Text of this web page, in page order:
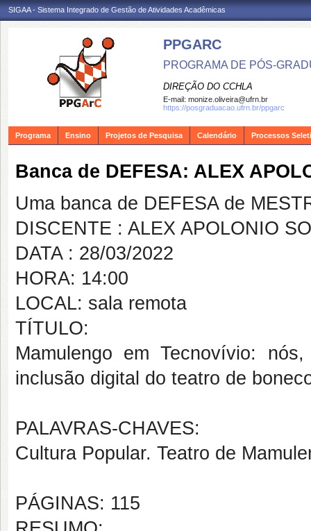
SIGAA - Sistema Integrado de Gestão de Atividades Acadêmicas
PPGARC
PROGRAMA DE PÓS-
DIREÇÃO DO CCHLA
E-mail: monize.oliveira@ufrn.br
https://posgraduacao.ufrn.br/ppgarc
Programa Ensino Projetos de Pesquisa Calendário Processos
Banca de DEFESA: ALEX
Uma banca de DEFESA de
DISCENTE : ALEX APOLONIO
DATA : 28/03/2022
HORA: 14:00
LOCAL: sala remota
TÍTULO:
Mamulengo em Tecnovívio:
inclusão digital do teatro de
PALAVRAS-CHAVES:
Cultura Popular. Teatro de
PÁGINAS: 115